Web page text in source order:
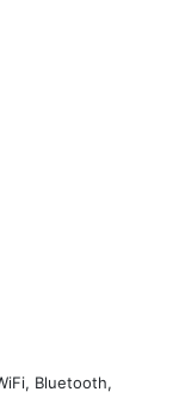
Bluetooth,